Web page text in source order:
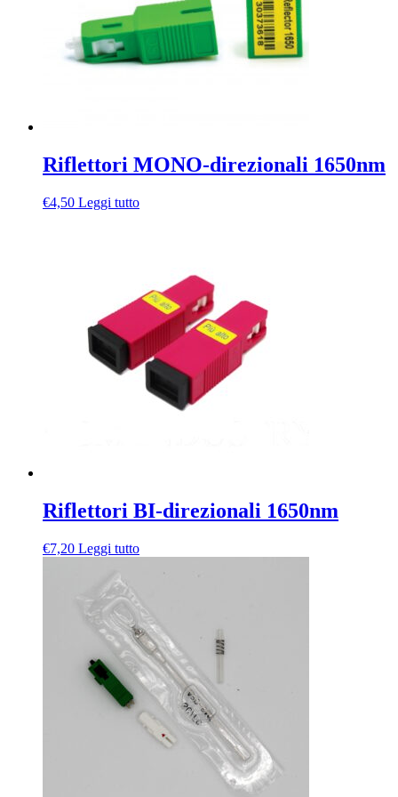
Riflettori MONO-direzionali 1650nm
€4,50 Leggi tutto
Riflettori BI-direzionali 1650nm
€7,20 Leggi tutto